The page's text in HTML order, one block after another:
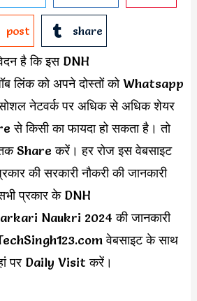
post share
है कि इस DNH
को अपने दोस्तों को Whatsapp
नेटवर्क पर अधिक से अधिक शेयर
किसी का फायदा हो सकता है। तो
Share करें। हर रोज इस वेबसाइट
की सरकारी नौकरी की जानकारी
प्रकार के DNH
Naukri 2024 की जानकारी
वेबसाइट के साथ
पर Daily Visit करें।